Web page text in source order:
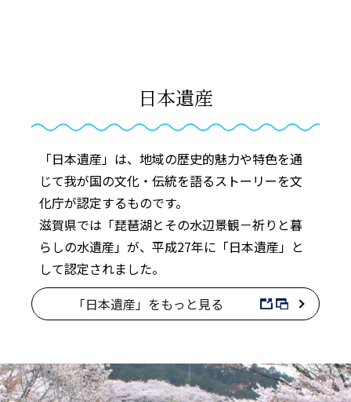
日本遺産
「日本遺産」は、地域の歴史的魅力や特色を通
じて我が国の文化・伝統を語るストーリーを文
化庁が認定するものです。
滋賀県では「琵琶湖とその水辺景観－祈りと暮
らしの水遺産」が、平成27年に「日本遺産」と
して認定されました。
「日本遺産」をもっと見る